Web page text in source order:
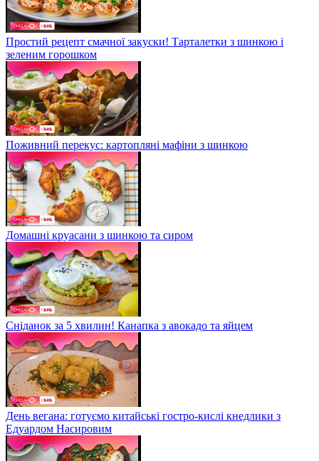
Простий рецепт смачної закуски! Тарталетки з шинкою і
зеленим горошком
Поживний перекус: картопляні мафіни з шинкою
Домашні круасани з шинкою та сиром
Сніданок за 5 хвилин! Канапка з авокадо та яйцем
День вегана: готуємо китайські гостро-кислі кнедлики з
Едуардом Насировим